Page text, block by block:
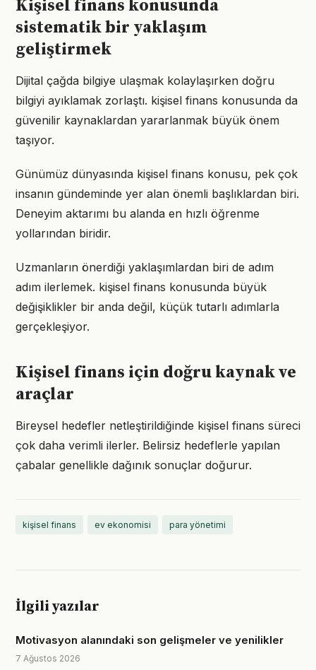
Kişisel finans konusunda
sistematik bir yaklaşım
geliştirmek
Dijital çağda bilgiye ulaşmak kolaylaşırken doğru
bilgiyi ayıklamak zorlaştı. kişisel finans konusunda da
güvenilir kaynaklardan yararlanmak büyük önem
taşıyor.
Günümüz dünyasında kişisel finans konusu, pek çok
insanın gündeminde yer alan önemli başlıklardan biri.
Deneyim aktarımı bu alanda en hızlı öğrenme
yollarından biridir.
Uzmanların önerdiği yaklaşımlardan biri de adım
adım ilerlemek. kişisel finans konusunda büyük
değişiklikler bir anda değil, küçük tutarlı adımlarla
gerçekleşiyor.
Kişisel finans için doğru kaynak ve
araçlar
Bireysel hedefler netleştirildiğinde kişisel finans süreci
çok daha verimli ilerler. Belirsiz hedeflerle yapılan
çabalar genellikle dağınık sonuçlar doğurur.
kişisel finans ev ekonomisi para yönetimi
İlgili yazılar
Motivasyon alanındaki son gelişmeler ve yenilikler
7 Ağustos 2026